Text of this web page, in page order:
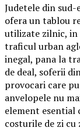
Judetele din sud-
ofera un tablou
utilizate zilnic, in
traficul urban
inegal, pana la
de deal, soferii
provocari care
anvelopele nu
element esential
costurile de zi cu